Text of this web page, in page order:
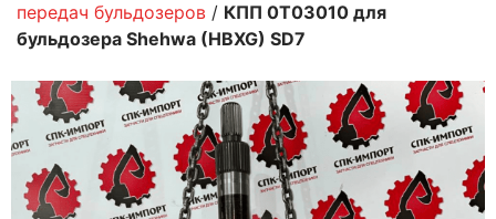
передач бульдозеров / КПП 0T03010 для
бульдозера Shehwa (HBXG) SD7